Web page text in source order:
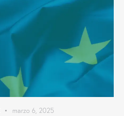
marzo 6, 2025